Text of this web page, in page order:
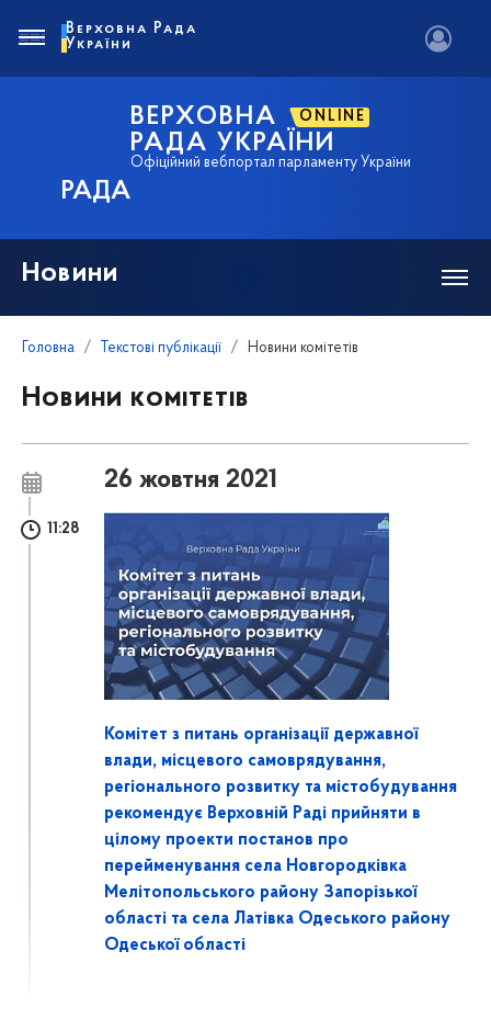
РАДА
ВЕРХОВНА ONLINE
РАДА УКРАЇНИ
Офіційний вебпортал парламенту України
Верховна Рада
України
Новини
Головна Текстові публікації Новини комітетів
Новини комітетів
26 жовтня 2021
11:28
Комітет з питань організації державної
влади, місцевого самоврядування,
регіонального розвитку та містобудування
рекомендує Верховній Раді прийняти в
цілому проекти постанов про
перейменування села Новгородківка
Мелітопольського району Запорізької
області та села Латівка Одеського району
Одеської області